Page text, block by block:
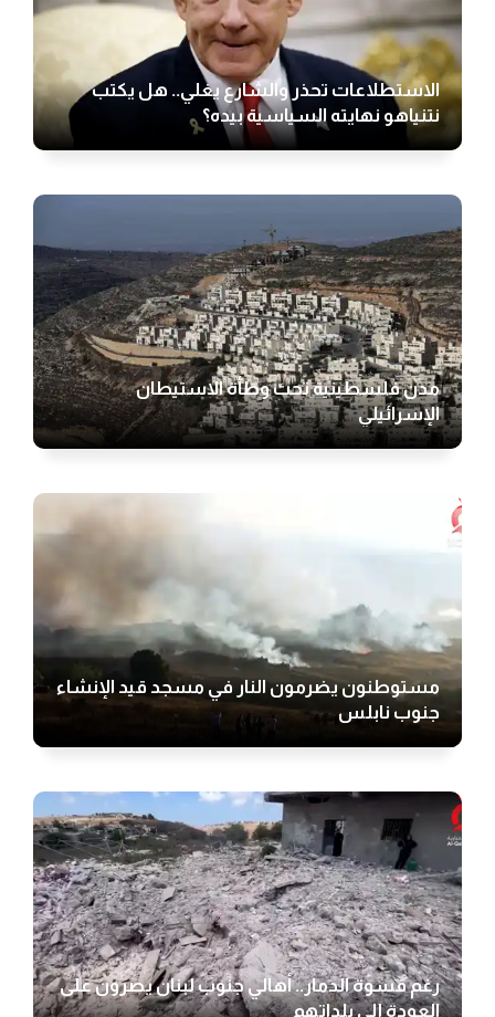
الاستطلاعات تحذر والشارع يغلي.. هل يكتب
نتنياهو نهايته السياسية بيده؟
مدن فلسطينية تحت وطأة الاستيطان
الإسرائيلي
مستوطنون يضرمون النار في مسجد قيد الإنشاء
جنوب نابلس
رغم قسوة الدمار.. أهالي جنوب لبنان يصرون على
العودة إلى بلداتهم